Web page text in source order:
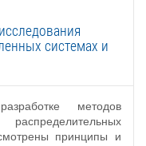
системах и
методов
принципы и